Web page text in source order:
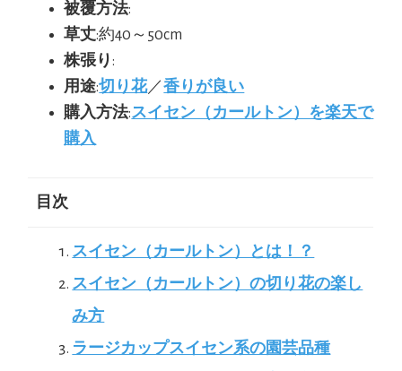
被覆方法:
草丈:約40～50cm
株張り:
用途:切り花／香りが良い
購入方法:スイセン（カールトン）を楽天で
購入
目次
スイセン（カールトン）とは！？
スイセン（カールトン）の切り花の楽し
み方
ラージカップスイセン系の園芸品種